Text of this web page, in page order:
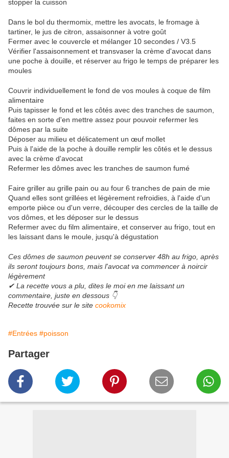
stopper la cuisson
Dans le bol du thermomix, mettre les avocats, le fromage à
tartiner, le jus de citron, assaisonner à votre goût
Fermer avec le couvercle et mélanger 10 secondes / V3.5
Vérifier l'assaisonnement et transvaser la crème d'avocat dans
une poche à douille, et réserver au frigo le temps de préparer les
moules
Couvrir individuellement le fond de vos moules à coque de film
alimentaire
Puis tapisser le fond et les côtés avec des tranches de saumon,
faites en sorte d'en mettre assez pour pouvoir refermer les
dômes par la suite
Déposer au milieu et délicatement un œuf mollet
Puis à l'aide de la poche à douille remplir les côtés et le dessus
avec la crème d'avocat
Refermer les dômes avec les tranches de saumon fumé
Faire griller au grille pain ou au four 6 tranches de pain de mie
Quand elles sont grillées et légèrement refroidies, à l'aide d'un
emporte pièce ou d'un verre, découper des cercles de la taille de
vos dômes, et les déposer sur le dessus
Refermer avec du film alimentaire, et conserver au frigo, tout en
les laissant dans le moule, jusqu'à dégustation
Ces dômes de saumon peuvent se conserver 48h au frigo, après
ils seront toujours bons, mais l'avocat va commencer à noircir
légèrement
✔ La recette vous a plu, dites le moi en me laissant un
commentaire, juste en dessous 👇
Recette trouvée sur le site cookomix
#Entrées #poisson
Partager